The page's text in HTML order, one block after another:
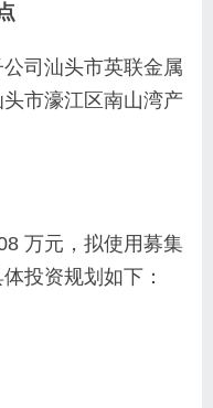
司汕头市英联金属
市濠江区南山湾产
万元，拟使用募集
投资规划如下：